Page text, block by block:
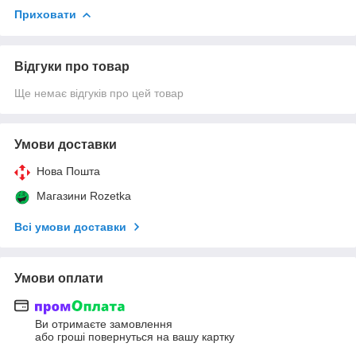
Приховати
Відгуки про товар
Ще немає відгуків про цей товар
Умови доставки
Нова Пошта
Магазини Rozetka
Всі умови доставки
Умови оплати
Ви отримаєте замовлення
або гроші повернуться на вашу картку